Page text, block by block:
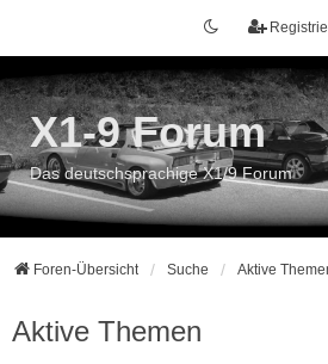
X1-9 Forum
Das deutschsprachige X1/9 Forum
Foren-Übersicht Suche Aktive
Aktive Themen